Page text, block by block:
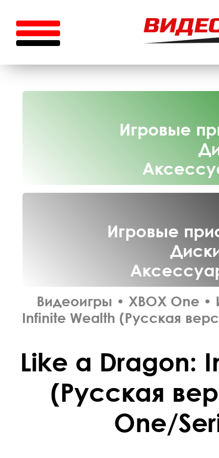
Игровые
Игровые
Видеоигры • XBOX One •
Infinite Wealth (Русская
Like a Dragon:
(Русская
One/